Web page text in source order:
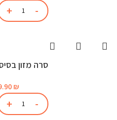
סרה מזון בסיסי 100
₪